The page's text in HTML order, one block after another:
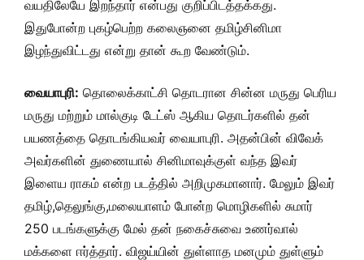
வயதிலேயே இறந்தார் என்பது குறிப்பிடத்தக்கது.
இதுபோன்ற புகழ்பெற்ற கலைஞனை தமிழ்சினிமா
இழந்துவிட்டது என்று தான் கூற வேண்டும்.
வையாபுரி: தொலைக்காட்சி தொடரான சின்ன மருது பெரிய
மருது மற்றும் மால்குடி டேட்ஸ் ஆகிய தொடர்களில் தன்
பயணத்தை தொடங்கியவர் வையாபுரி. அதன்பின் விவேக்
அவர்களின் துணையால் சினிமாவுக்குள் வந்த இவர்
இளைய ராகம் என்ற படத்தில் அறிமுகமானார். மேலும் இவர்
தமிழ்,தெலுங்கு,மலையாளம் போன்ற மொழிகளில் சுமார்
250 படங்களுக்கு மேல் தன் நகைச்சுவை உணர்வால்
மக்களை ஈர்த்தார். விஜய்யின் துள்ளாத மனமும் துள்ளும்